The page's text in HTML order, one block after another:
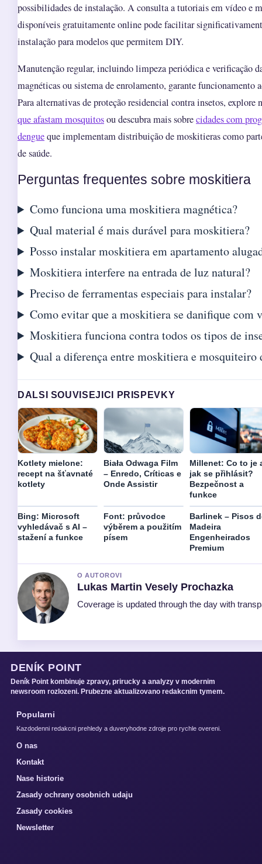
possibilidades de instalação. A consulta a tutoriais em vídeo e
disponíveis gratuitamente online pode facilitar
instalação para modelos que permitem DIY.
Manutenção regular, incluindo limpeza periódica e verificação
magnéticas ou sistema de enrolamento, garante funcionamento
Para alternativas de proteção residencial contra insetos, explore
que afastam mosquitosou descubra mais sobrecidades com
dengueque implementam distribuição de moskitieras como
de saúde.
Perguntas frequentes sobre moskitiera
Como funciona uma moskitiera magnética?
Qual material é mais durável para moskitiera?
Posso instalar moskitiera em apartamento
Moskitiera interfere na entrada de luz natural?
Preciso de ferramentas especiais para instalar?
Como evitar que a moskitiera se danifique com
Moskitiera funciona contra todos os tipos de
Qual a diferença entre moskitiera e mosquiteiro
DALSI SOUVISEJICI PRISPEVKY
Kotlety mielone:
recept na šťavnaté
kotlety
Biała Odwaga Film
– Enredo, Críticas e
Onde Assistir
Millenet: Co to je
jak se přihlásit?
Bezpečnost a
funkce
Bing: Microsoft
vyhledávač s AI –
stažení a funkce
Font: průvodce
výběrem a použitím
písem
Barlinek – Pisos
Madeira
Engenheirados
Premium
O AUTOROVI
Lukas Martin Vesely Prochazka
Coverage is updated through the day with
DENÍK POINT
Deník Point kombinuje zpravy, prirucky a analyzy v modernim
newsroom rozlozeni. Prubezne aktualizovano redakcnim tymem.
Popularni
Kazdodenni redakcni prehledy a duveryhodne zdroje pro rychle overeni.
O nas
Kontakt
Nase historie
Zasady ochrany osobnich udaju
Zasady cookies
Newsletter